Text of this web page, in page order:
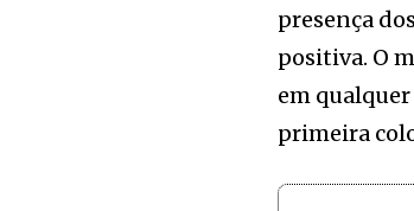
presença
positiva. O
em
primeira